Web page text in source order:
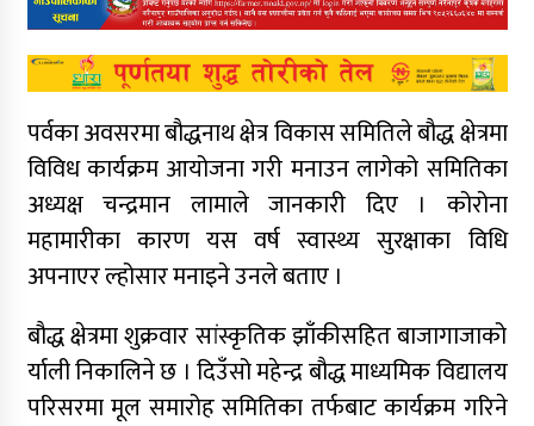
पर्वका अवसरमा बौद्धनाथ क्षेत्र विकास समितिले बौद्ध क्षेत्रमा
विविध कार्यक्रम आयोजना गरी मनाउन लागेको समितिका
अध्यक्ष चन्द्रमान लामाले जानकारी दिए । कोरोना
महामारीका कारण यस वर्ष स्वास्थ्य सुरक्षाका विधि
अपनाएर ल्होसार मनाइने उनले बताए ।
बौद्ध क्षेत्रमा शुक्रवार सांस्कृतिक झाँकीसहित बाजागाजाको
र्याली निकालिने छ । दिउँसो महेन्द्र बौद्ध माध्यमिक विद्यालय
परिसरमा मूल समारोह समितिका तर्फबाट कार्यक्रम गरिने